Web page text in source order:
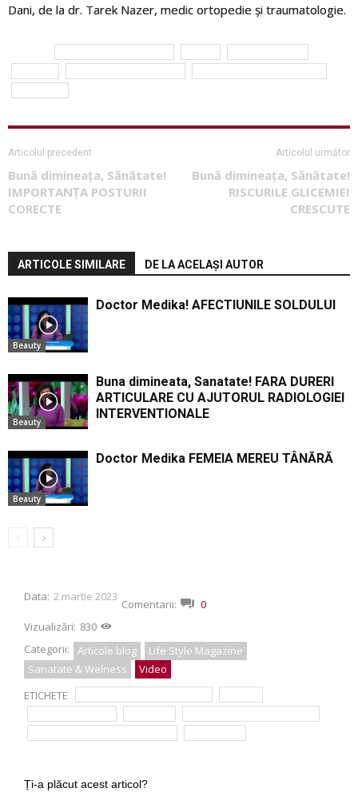
Dani, de la dr. Tarek Nazer, medic ortopedie și traumatologie.
Articolul precedent
Bună dimineața, Sănătate!
IMPORTANȚA POSTURII
CORECTE
Articolul următor
Bună dimineața, Sănătate!
RISCURILE GLICEMIEI
CRESCUTE
ARTICOLE SIMILARE DE LA ACELAȘI AUTOR
Beauty
Doctor Medika! AFECTIUNILE SOLDULUI
Beauty
Buna dimineata, Sanatate! FARA DURERI
ARTICULARE CU AJUTORUL RADIOLOGIEI
INTERVENTIONALE
Beauty
Doctor Medika FEMEIA MEREU TÂNĂRĂ
Data: 2 martie 2023
Comentarii:
0
Vizualizări: 830
Categorii:
Articole blog
Life Style Magazine
Sanatate & Welness
Video
ETICHETE
Ți-a plăcut acest articol?